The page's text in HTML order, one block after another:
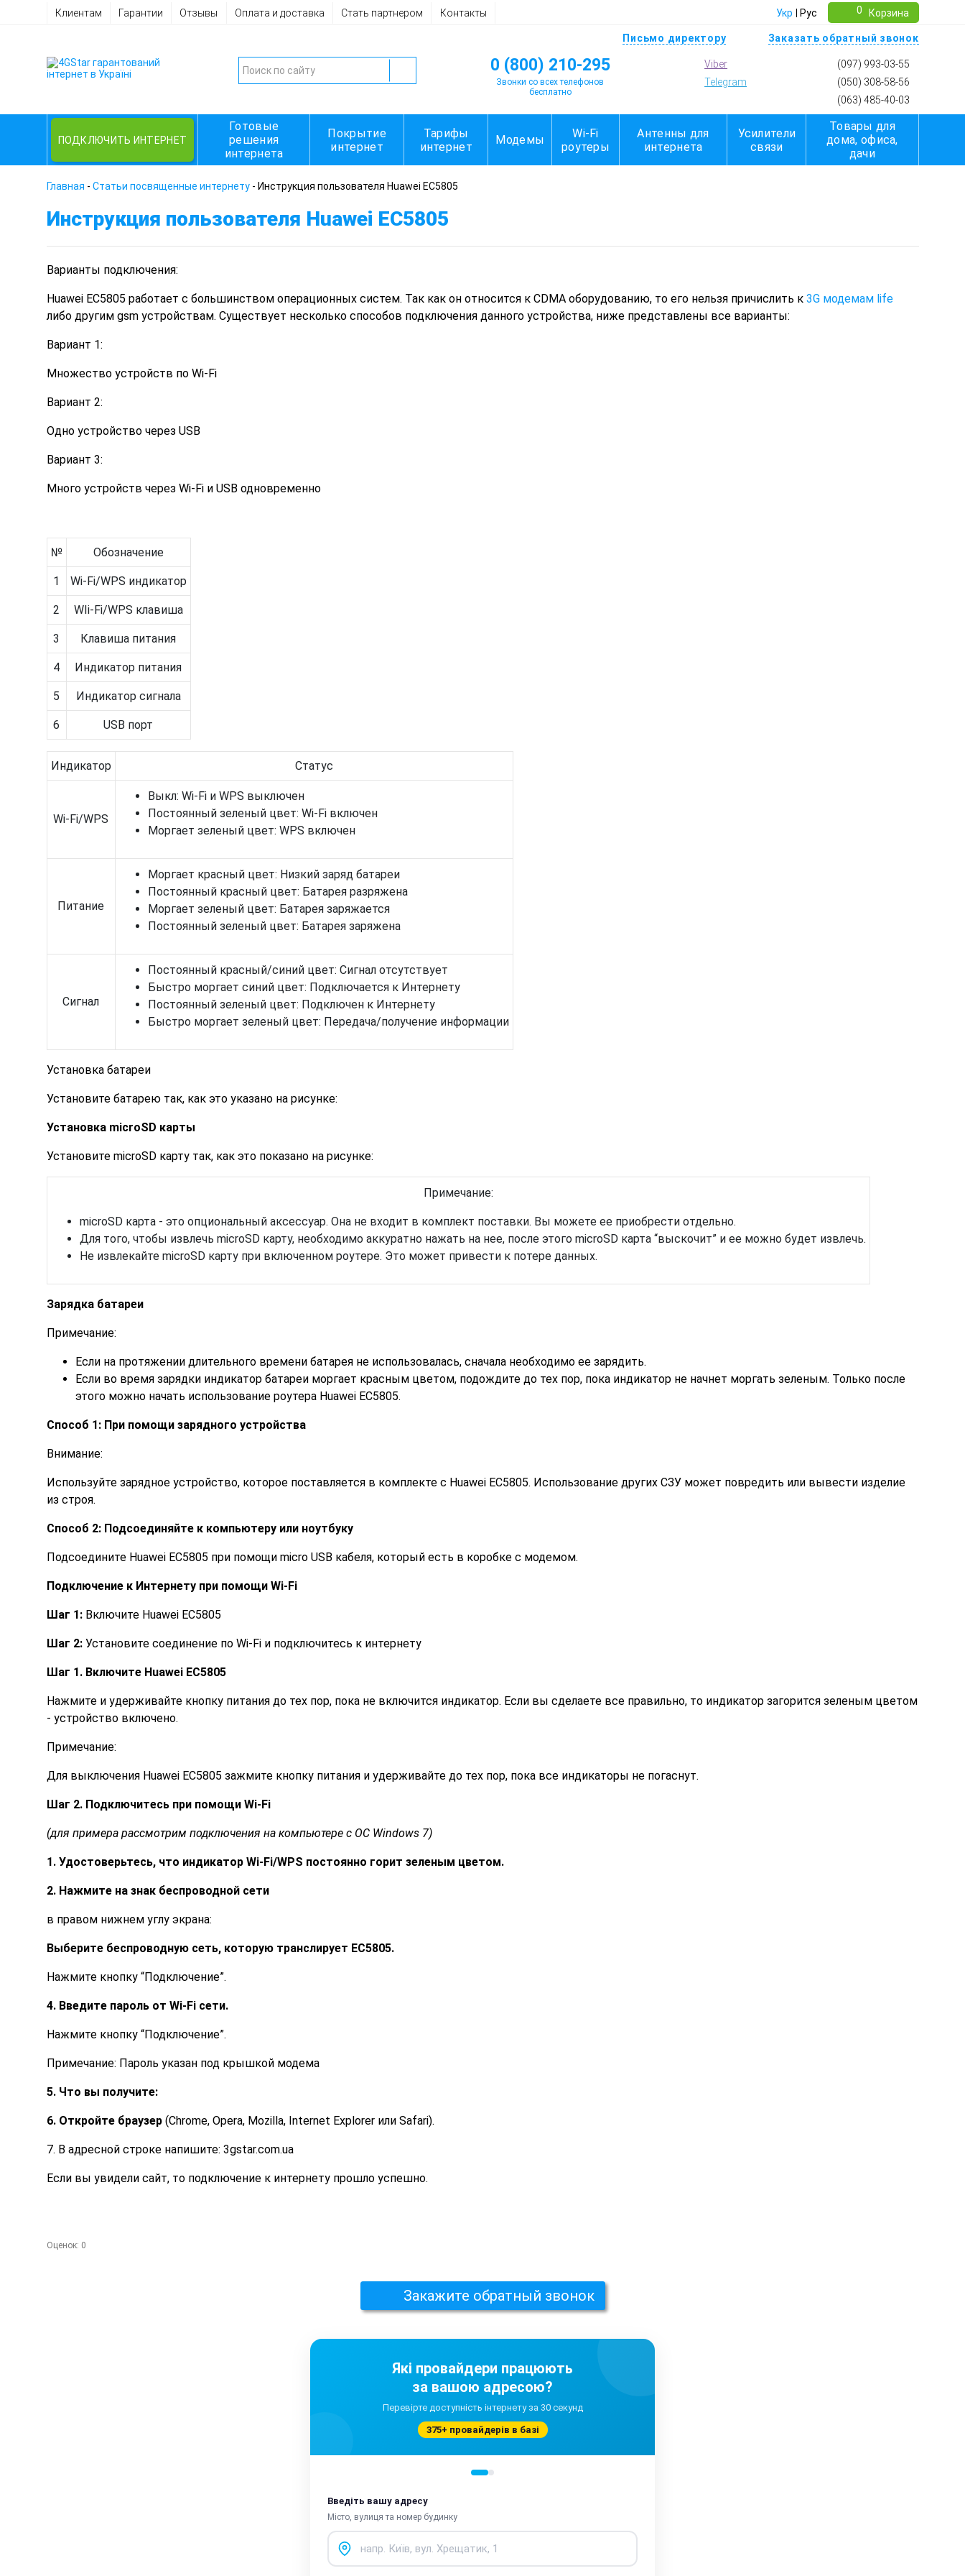
Клиентам Гарантии Отзывы Оплата и доставка Стать партнером Контакты Укр Рус 0 Корзина
Письмо директору Заказать обратный звонок
0 (800) 210-295
Звонки со всех телефонов
бесплатно
Viber
Telegram
(097) 993-03-55
(050) 308-58-56
(063) 485-40-03
ПОДКЛЮЧИТЬ ИНТЕРНЕТ
Готовые
решения
интернета
Покрытие
интернет
Тарифы
интернет
Модемы
Wi-Fi
роутеры
Антенны для
интернета
Усилители
связи
Товары для
дома, офиса,
дачи
Главная - Статьи посвященные интернету- Инструкция пользователя Huawei EC5805
Инструкция пользователя Huawei EC5805
Варианты подключения:
Huawei EC5805 работает с большинством операционных систем. Так как он относится к CDMA оборудованию, то его нельзя причислить к 3G модемам life
либо другим gsm устройствам. Существует несколько способов подключения данного устройства, ниже представлены все варианты:
Вариант 1:
Множество устройств по Wi-Fi
Вариант 2:
Одно устройство через USB
Вариант 3:
Много устройств через Wi-Fi и USB одновременно
№ Обозначение
1 Wi-Fi/WPS индикатор
2 WIi-Fi/WPS клавиша
3 Клавиша питания
4 Индикатор питания
5 Индикатор сигнала
6 USB порт
Индикатор Статус
Wi-Fi/WPS
Выкл: Wi-Fi и WPS выключен
Постоянный зеленый цвет: Wi-Fi включен
Моргает зеленый цвет: WPS включен
Питание
Моргает красный цвет: Низкий заряд батареи
Постоянный красный цвет: Батарея разряжена
Моргает зеленый цвет: Батарея заряжается
Постоянный зеленый цвет: Батарея заряжена
Сигнал
Постоянный красный/синий цвет: Сигнал отсутствует
Быстро моргает синий цвет: Подключается к Интернету
Постоянный зеленый цвет: Подключен к Интернету
Быстро моргает зеленый цвет: Передача/получение информации
Установка батареи
Установите батарею так, как это указано на рисунке:
Установка microSD карты
Установите microSD карту так, как это показано на рисунке:
Примечание:
microSD карта - это опциональный аксессуар. Она не входит в комплект поставки. Вы можете ее приобрести отдельно.
Для того, чтобы извлечь microSD карту, необходимо аккуратно нажать на нее, после этого microSD карта “выскочит” и ее можно будет извлечь.
Не извлекайте microSD карту при включенном роутере. Это может привести к потере данных.
Зарядка батареи
Примечание:
Если на протяжении длительного времени батарея не использовалась, сначала необходимо ее зарядить.
Если во время зарядки индикатор батареи моргает красным цветом, подождите до тех пор, пока индикатор не начнет моргать зеленым. Только после
этого можно начать использование роутера Huawei EC5805.
Способ 1: При помощи зарядного устройства
Внимание:
Используйте зарядное устройство, которое поставляется в комплекте с Huawei EC5805. Использование других СЗУ может повредить или вывести изделие
из строя.
Способ 2: Подсоединяйте к компьютеру или ноутбуку
Подсоедините Huawei EC5805 при помощи micro USB кабеля, который есть в коробке с модемом.
Подключение к Интернету при помощи Wi-Fi
Шаг 1:Включите Huawei EC5805
Шаг 2:Установите соединение по Wi-Fi и подключитесь к интернету
Шаг 1. Включите Huawei EC5805
Нажмите и удерживайте кнопку питания до тех пор, пока не включится индикатор. Если вы сделаете все правильно, то индикатор загорится зеленым цветом
- устройство включено.
Примечание:
Для выключения Huawei EC5805 зажмите кнопку питания и удерживайте до тех пор, пока все индикаторы не погаснут.
Шаг 2. Подключитесь при помощи Wi-Fi
(для примера рассмотрим подключения на компьютере с ОС Windows 7)
1. Удостоверьтесь, что индикатор Wi-Fi/WPS постоянно горит зеленым цветом.
2. Нажмите на знак беспроводной сети
в правом нижнем углу экрана:
Выберите беспроводную сеть, которую транслирует EC5805.
Нажмите кнопку “Подключение”.
4. Введите пароль от Wi-Fi сети.
Нажмите кнопку “Подключение”.
Примечание: Пароль указан под крышкой модема
5. Что вы получите:
6. Откройте браузер(Chrome, Opera, Mozilla, Internet Explorer или Safari).
7. В адресной строке напишите: 3gstar.com.ua
Если вы увидели сайт, то подключение к интернету прошло успешно.
Оценок: 0
Закажите обратный звонок
Які провайдери працюють
за вашою адресою?
Перевірте доступність інтернету за 30 секунд
375+ провайдерів в базі
Введіть вашу адресу
Місто, вулиця та номер будинку